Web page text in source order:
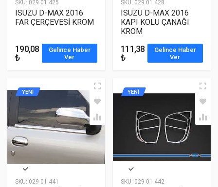
SKU: 029 01 425
ISUZU D-MAX 2016
FAR ÇERÇEVESİ KROM
190,08
₺
Gelince Haber
Ver
SKU: 029 01 428
ISUZU D-MAX 2016
KAPI KOLU ÇANAĞI
KROM
111,38
₺
Gelince Haber
Ver
SKU: 029 01 441
YENİ
SKU: 029 01 442
YENİ